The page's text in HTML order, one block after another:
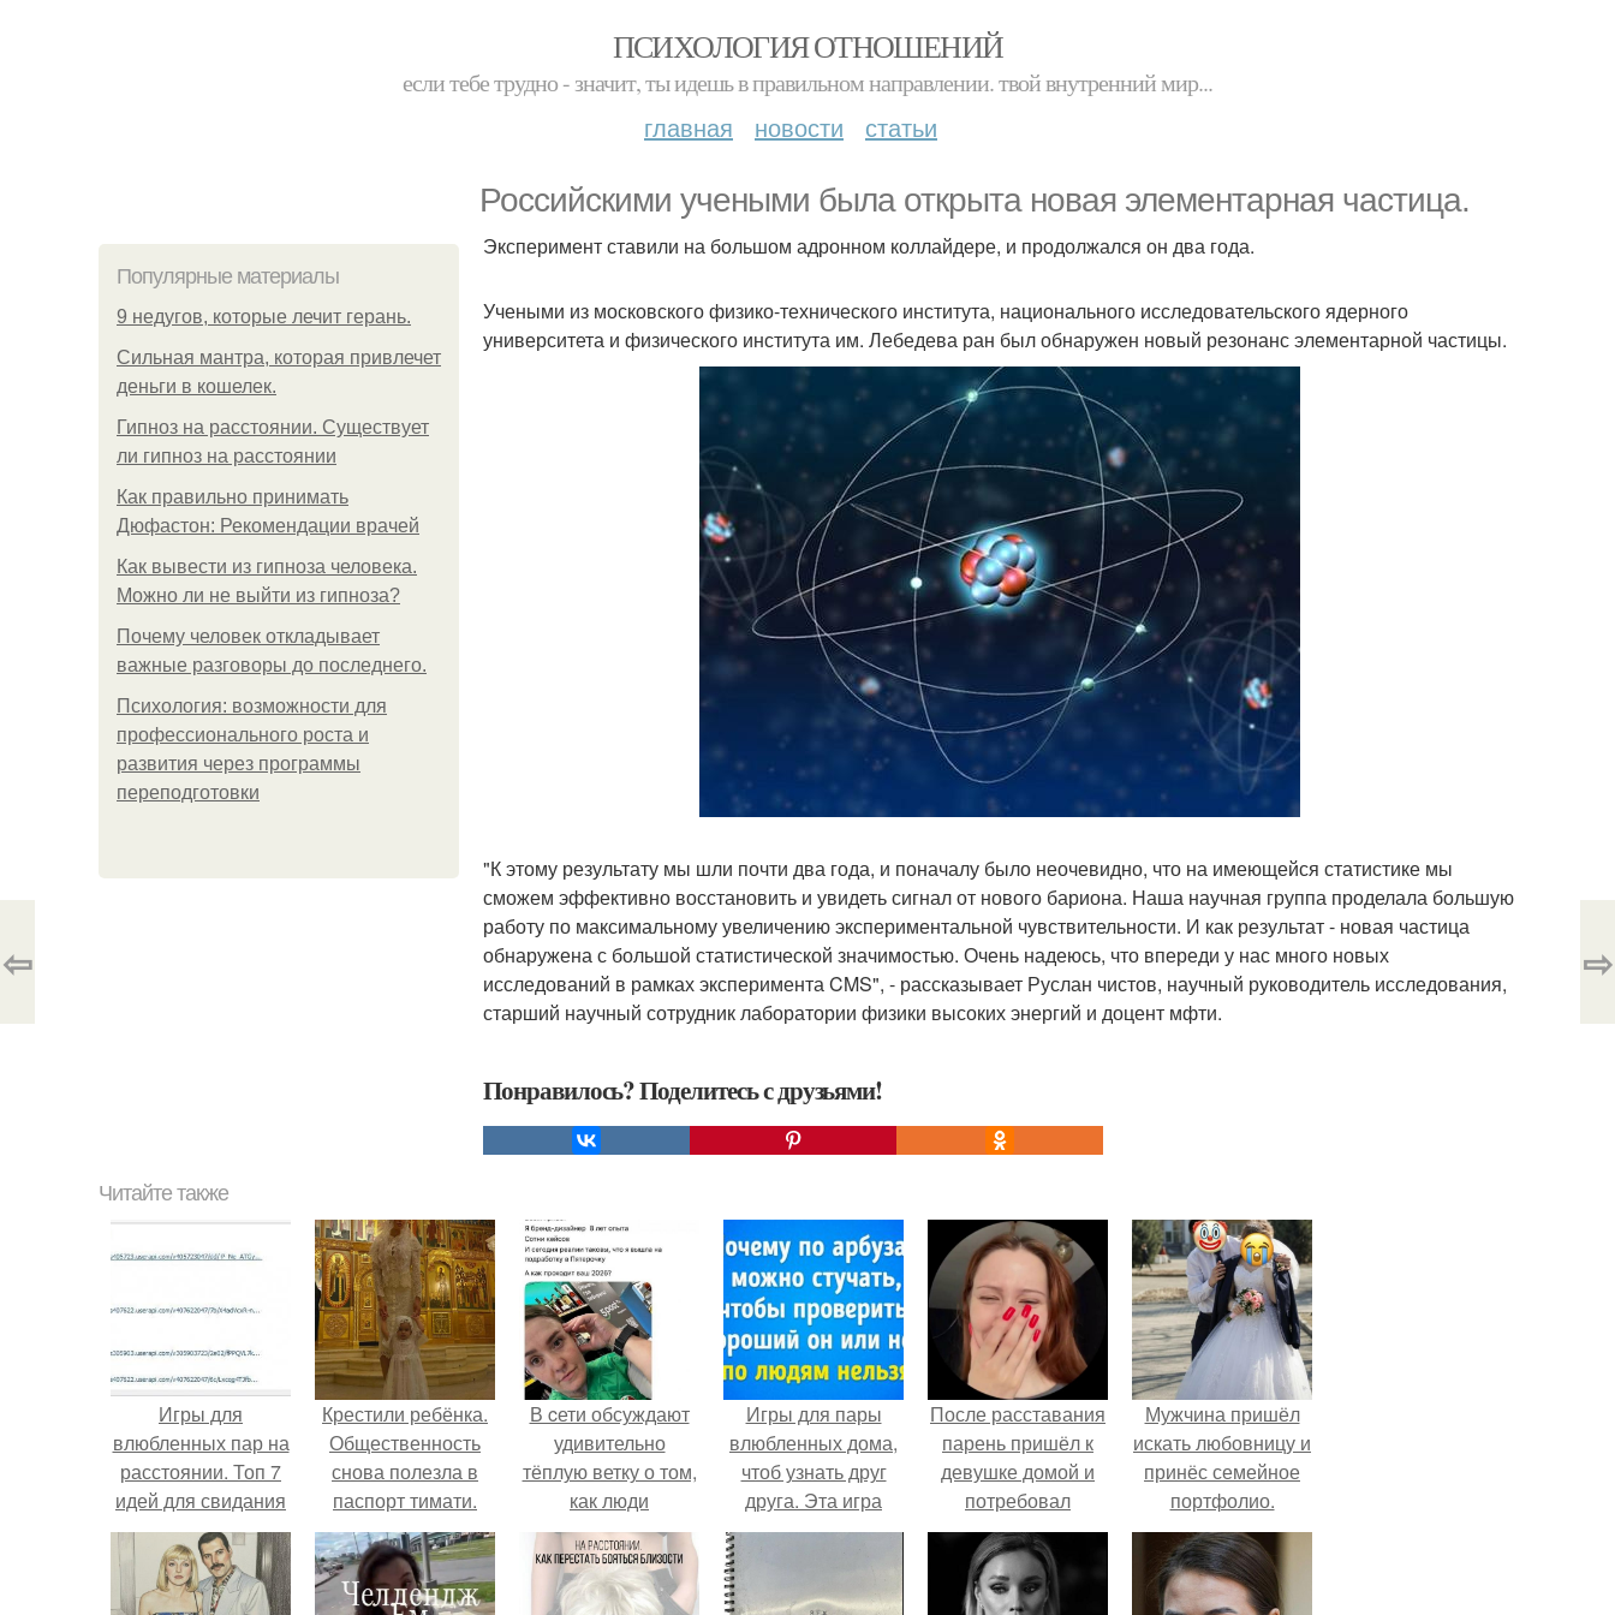
ПСИХОЛОГИЯ ОТНОШЕНИЙ
если тебе трудно - значит, ты идешь в правильном направлении. твой внутренний мир...
главная новости статьи
Российскими учеными была открыта новая элементарная частица.
Популярные материалы
9 недугов, которые лечит герань.
Сильная мантра, которая привлечет
деньги в кошелек.
Гипноз на расстоянии. Существует
ли гипноз на расстоянии
Как правильно принимать
Дюфастон: Рекомендации врачей
Как вывести из гипноза человека.
Можно ли не выйти из гипноза?
Почему человек откладывает
важные разговоры до последнего.
Психология: возможности для
профессионального роста и
развития через программы
переподготовки
Эксперимент ставили на большом адронном коллайдере, и продолжался он два года.
Учеными из московского физико-технического института, национального исследовательского ядерного
университета и физического института им. Лебедева ран был обнаружен новый резонанс элементарной частицы.
"К этому результату мы шли почти два года, и поначалу было неочевидно, что на имеющейся статистике мы
сможем эффективно восстановить и увидеть сигнал от нового бариона. Наша научная группа проделала большую
работу по максимальному увеличению экспериментальной чувствительности. И как результат - новая частица
обнаружена с большой статистической значимостью. Очень надеюсь, что впереди у нас много новых
исследований в рамках эксперимента CMS", - рассказывает Руслан чистов, научный руководитель исследования,
старший научный сотрудник лаборатории физики высоких энергий и доцент мфти.
Понравилось? Поделитесь с друзьями!
⇦ ⇨
Читайте также
Игры для
влюбленных пар на
расстоянии. Топ 7
идей для свидания
на расстоянии
Крестили ребёнка.
Общественность
снова полезла в
паспорт тимати.
В cети обсуждают
удивительно
тёплую ветку о том,
как люди
адаптируются к
новым реалиям.
Игры для пары
влюбленных дома,
чтоб узнать друг
друга. Эта игра
поможет узнать
истинный характер
После расставания
парень пришёл к
девушке домой и
потребовал
вернуть всё, что
когда-либо ей
дарил.
Мужчина пришёл
искать любовницу и
принёс семейное
портфолио.